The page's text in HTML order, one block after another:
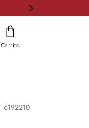
Carrito
6192210